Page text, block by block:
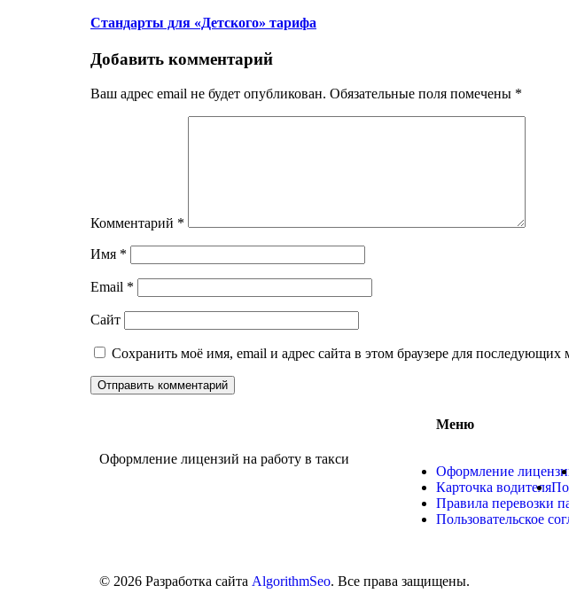
Стандарты для «Детского» тарифа
Добавить комментарий
Ваш адрес email не будет опубликован. Обязательные поля помечены *
Комментарий *
Имя *
Email *
Сайт
Сохранить моё имя, email и адрес сайта в этом браузере для последующих
Оформление лицензий на работу в такси
Меню
Оформление
Карточка водителя
Правила перевозки
Пользовательское
© 2026 Разработка сайта AlgorithmSeo. Все права защищены.